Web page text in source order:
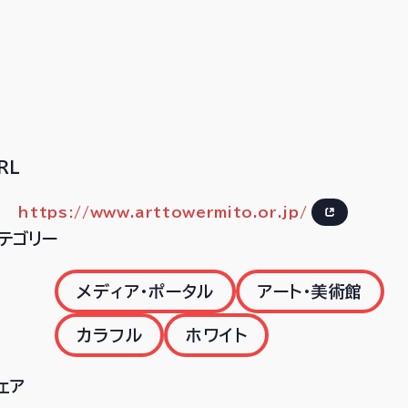
https://www.arttowermito.or.jp/
ゴリー
メディア・ポータル アート・美術館
カラフル ホワイト
ア